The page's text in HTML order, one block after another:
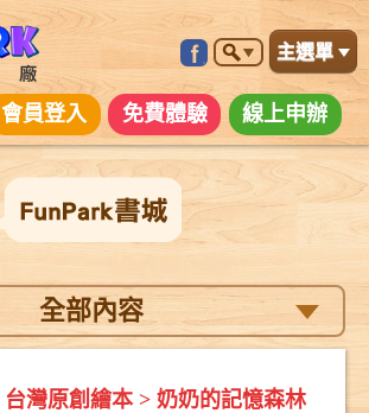
主選單
線上申辦
免費體驗
會員登入
全部內容
台灣原創繪本> 奶奶的記憶森林